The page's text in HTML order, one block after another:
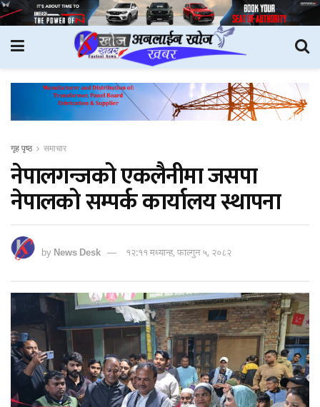
गृह पृष्ठ समाचार
नेपालगन्जको एकलैनीमा जसपा
नेपालको सम्पर्क कार्यालय स्थापना
byNews Desk १२:११ मध्यान्ह, फाल्गुन ५, २०८२